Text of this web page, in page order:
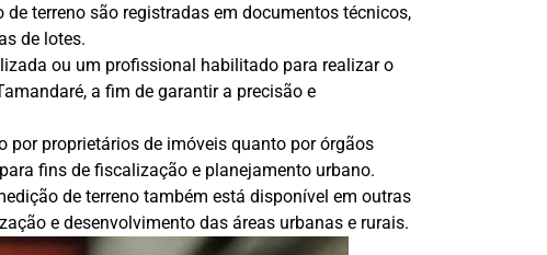
terreno são registradas em documentos técnicos,
de lotes.
ou um profissional habilitado para realizar o
a fim de garantir a precisão e
por proprietários de imóveis quanto por órgãos
fins de fiscalização e planejamento urbano.
de terreno também está disponível em outras
e desenvolvimento das áreas urbanas e rurais.